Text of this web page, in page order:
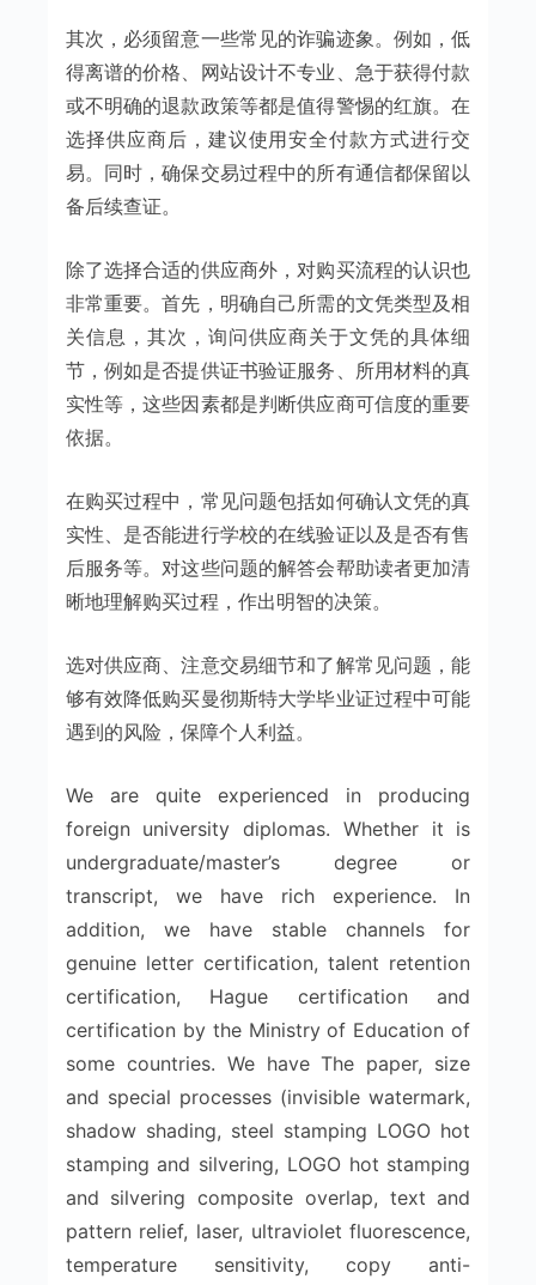
其次，必须留意一些常见的诈骗迹象。例如，低
得离谱的价格、网站设计不专业、急于获得付款
或不明确的退款政策等都是值得警惕的红旗。在
选择供应商后，建议使用安全付款方式进行交
易。同时，确保交易过程中的所有通信都保留以
备后续查证。
除了选择合适的供应商外，对购买流程的认识也
非常重要。首先，明确自己所需的文凭类型及相
关信息，其次，询问供应商关于文凭的具体细
节，例如是否提供证书验证服务、所用材料的真
实性等，这些因素都是判断供应商可信度的重要
依据。
在购买过程中，常见问题包括如何确认文凭的真
实性、是否能进行学校的在线验证以及是否有售
后服务等。对这些问题的解答会帮助读者更加清
晰地理解购买过程，作出明智的决策。
选对供应商、注意交易细节和了解常见问题，能
够有效降低购买曼彻斯特大学毕业证过程中可能
遇到的风险，保障个人利益。
We are quite experienced in producing
foreign university diplomas. Whether it is
undergraduate/master’s degree or
transcript, we have rich experience. In
addition, we have stable channels for
genuine letter certification, talent retention
certification, Hague certification and
certification by the Ministry of Education of
some countries. We have The paper, size
and special processes (invisible watermark,
shadow shading, steel stamping LOGO hot
stamping and silvering, LOGO hot stamping
and silvering composite overlap, text and
pattern relief, laser, ultraviolet fluorescence,
temperature sensitivity, copy anti-